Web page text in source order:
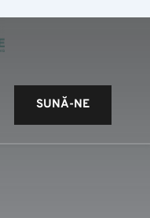
SUNĂ-NE